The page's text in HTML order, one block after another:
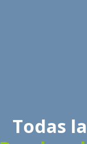
Todas